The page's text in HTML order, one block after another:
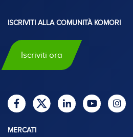
ISCRIVITI ALLA COMUNITÀ KOMORI
Iscriviti ora
MERCATI